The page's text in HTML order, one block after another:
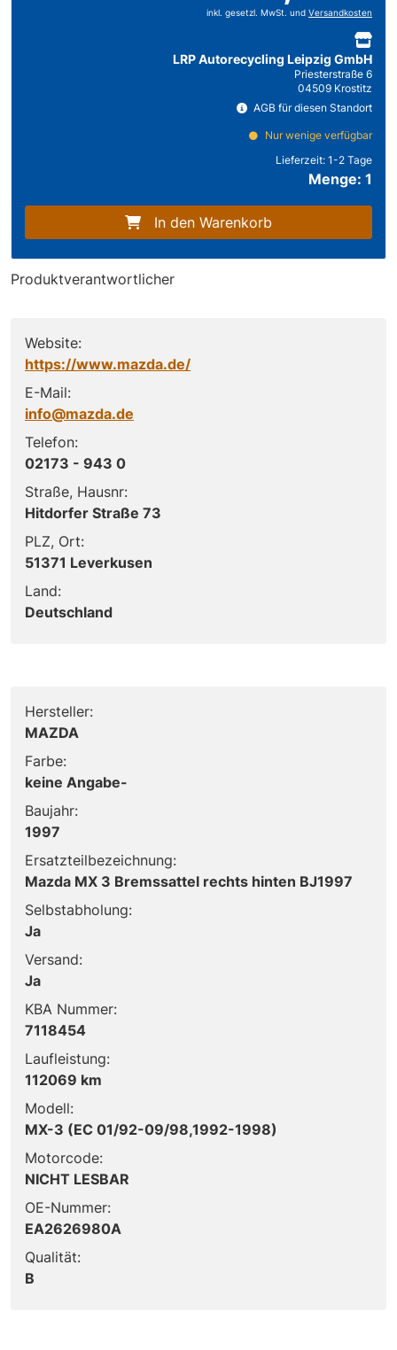
inkl. gesetzl. MwSt. und Versandkosten
LRP Autorecycling Leipzig GmbH
Priesterstraße 6
04509 Krostitz
AGB für diesen Standort
Nur wenige verfügbar
Lieferzeit: 1-2 Tage
Menge: 1
In den Warenkorb
Produktverantwortlicher
Website:
https://www.mazda.de/
E-Mail:
info@mazda.de
Telefon:
02173 - 943 0
Straße, Hausnr:
Hitdorfer Straße 73
PLZ, Ort:
51371 Leverkusen
Land:
Deutschland
Hersteller:
MAZDA
Farbe:
keine Angabe-
Baujahr:
1997
Ersatzteilbezeichnung:
Mazda MX 3 Bremssattel rechts hinten BJ1997
Selbstabholung:
Ja
Versand:
Ja
KBA Nummer:
7118454
Laufleistung:
112069 km
Modell:
MX-3 (EC 01/92-09/98,1992-1998)
Motorcode:
NICHT LESBAR
OE-Nummer:
EA2626980A
Qualität:
B